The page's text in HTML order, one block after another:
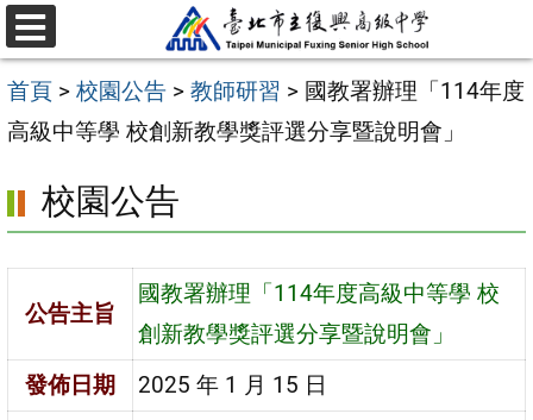
跳
至
主
要
容
區
選
單
首頁 > 校園公告 > 教師研習 > 國教署辦理「114年度
高級中等學 校創新教學獎評選分享暨說明會」
校園公告
公告主旨
國教署辦理「114年度高級中等學 校
創新教學獎評選分享暨說明會」
發佈日期
2025 年 1 月 15 日